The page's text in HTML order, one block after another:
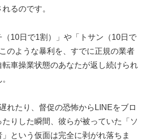
るのです。
10日で1割）」や「トサン（10日で
のような暴利を、すでに正規の業者
車操業状態のあなたが返し続けられ
れたり、督促の恐怖からLINEをブロ
りした瞬間、彼らが被っていた「ソ
という仮面は完全に剥がれ落ちま